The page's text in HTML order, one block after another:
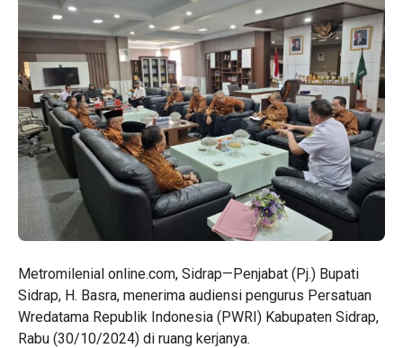
Metromilenial online.com, Sidrap—Penjabat (Pj.) Bupati
Sidrap, H. Basra, menerima audiensi pengurus Persatuan
Wredatama Republik Indonesia (PWRI) Kabupaten Sidrap,
Rabu (30/10/2024) di ruang kerjanya.